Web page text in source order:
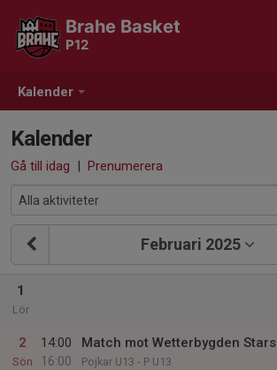
Kalender
Brahe Basket
P12
Kalender
Gå till idag | Prenumerera
Februari 2025
1
Lör
2
Sön
14:00
16:00
Match mot Wetterbygden Stars
Pojkar U13 - P U13